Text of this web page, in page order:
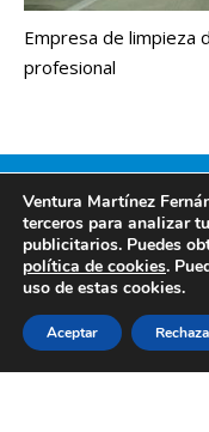
Empresa de limpieza
profesional
Ventura Martínez
terceros para analizar
publicitarios. Puedes
política de cookies.
uso de estas cookies.
Aceptar